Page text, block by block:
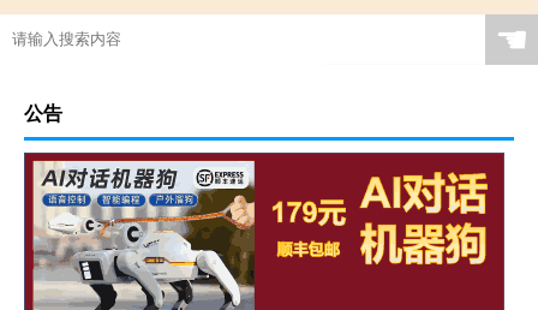
☚
公告